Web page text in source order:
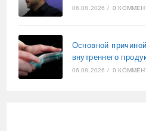
06.08.2026 / 0
Основной
внутреннего
06.08.2026 / 0